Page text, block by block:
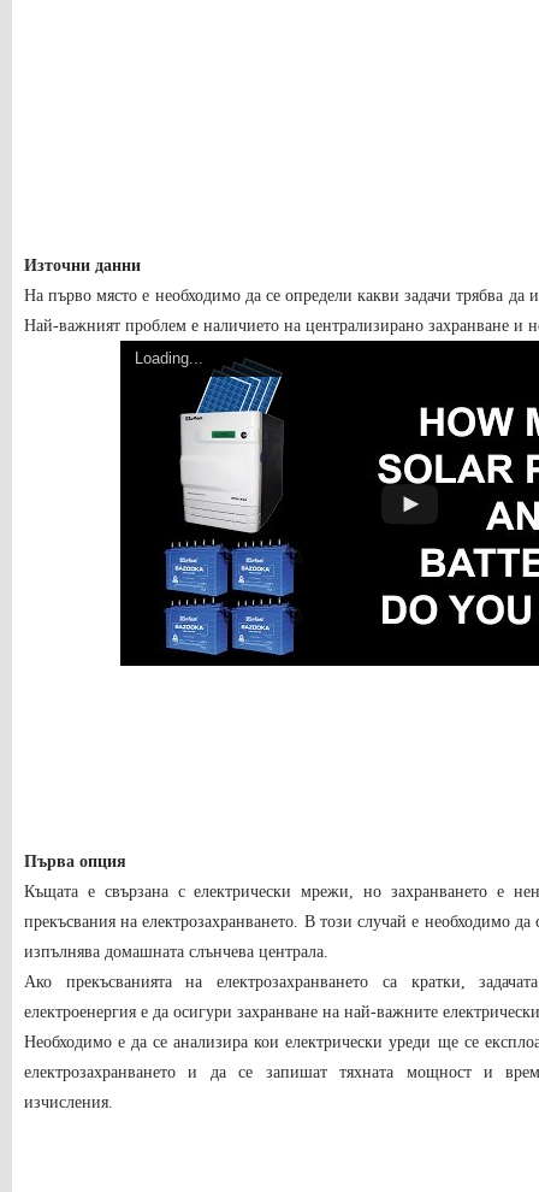
Източни данни
На първо място е необходимо да се определи какви задачи трябва да
Най-важният проблем е наличието на централизирано захранване и
Loading...
Първа опция
Къщата е свързана с електрически мрежи, но захранването е
прекъсвания на електрозахранването. В този случай е необходимо да
изпълнява домашната слънчева централа.
Ако прекъсванията на електрозахранването са кратки,
електроенергия е да осигури захранване на най-важните
Необходимо е да се анализира кои електрически уреди ще се
електрозахранването и да се запишат тяхната мощност и
изчисления.